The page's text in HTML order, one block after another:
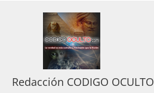
Redacción CODIGO OCULTO